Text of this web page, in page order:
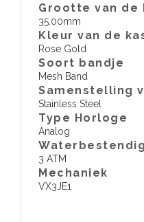
Grootte van de
35.00mm
Kleur van de
Rose Gold
Soort bandje
Mesh Band
Samenstelling
Stainless Steel
Type Horloge
Analog
3 ATM
​Mechaniek
VX3JE1